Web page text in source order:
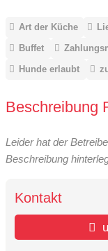
Art der Küche
Buffet
Hunde erlaubt
Beschreibung
Leider hat der
Beschreibung
Kontakt